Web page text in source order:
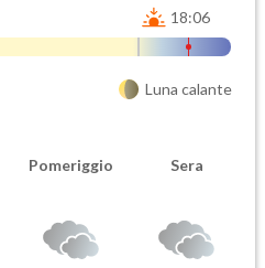
18:06
Luna calante
Pomeriggio Sera